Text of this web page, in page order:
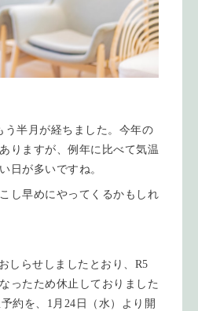
う半月が経ちました。今年の
りますが、例年に比べて気温
日が多いですね。
し早めにやってくるかもしれ
しらせしましたとおり、R5
ったため休止しておりました
約を、1月24日（水）より開